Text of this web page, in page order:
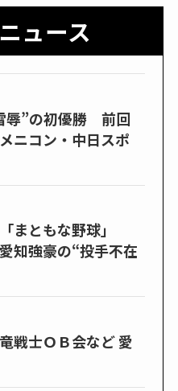
ュース
辱”の初優勝 前回
ニコン・中日スポ
まともな野球」
強豪の“投手不在
戦士ＯＢ会など 愛